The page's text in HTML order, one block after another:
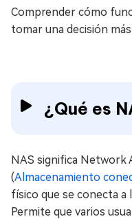
Comprender cómo
tomar una decisión
¿Qué es
NAS significa Network
(Almacenamiento
físico que se conecta a
Permite que varios